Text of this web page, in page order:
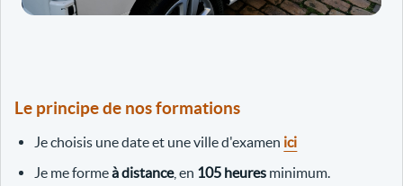
Le principe de nos formations
Je choisis une date et une ville d'examen ici
Je me formeà distance, en 105 heures minimum.